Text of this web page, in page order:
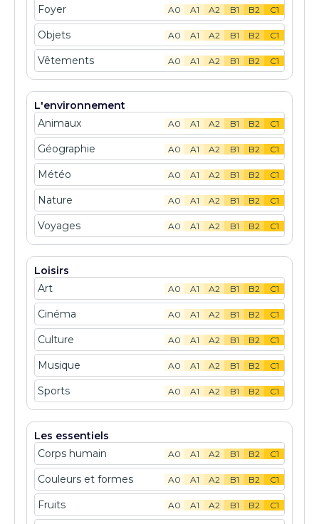
Foyer A0 A1 A2 B1 B2 C1
Objets A0 A1 A2 B1 B2 C1
Vêtements A0 A1 A2 B1 B2 C1
L'environnement
Animaux
A0 A1 A2 B1 B2 C1
Géographie A0 A1 A2 B1 B2 C1
Météo A0 A1 A2 B1 B2 C1
Nature A0 A1 A2 B1 B2 C1
Voyages A0 A1 A2 B1 B2 C1
Loisirs
Art
A0 A1 A2 B1 B2 C1
Cinéma A0 A1 A2 B1 B2 C1
Culture A0 A1 A2 B1 B2 C1
Musique A0 A1 A2 B1 B2 C1
Sports A0 A1 A2 B1 B2 C1
Les essentiels
Corps humain
A0 A1 A2 B1 B2 C1
Couleurs et formes A0 A1 A2 B1 B2 C1
Fruits A0 A1 A2 B1 B2 C1